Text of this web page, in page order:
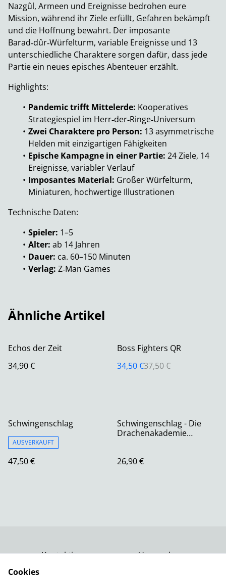
Nazgûl, Armeen und Ereignisse bedrohen eure
Mission, während ihr Ziele erfüllt, Gefahren bekämpft
und die Hoffnung bewahrt. Der imposante
Barad‑dûr‑Würfelturm, variable Ereignisse und 13
unterschiedliche Charaktere sorgen dafür, dass jede
Partie ein neues episches Abenteuer erzählt.
Highlights:
Pandemic trifft Mittelerde: Kooperatives
Strategiespiel im Herr‑der‑Ringe‑Universum
Zwei Charaktere pro Person: 13 asymmetrische
Helden mit einzigartigen Fähigkeiten
Epische Kampagne in einer Partie: 24 Ziele, 14
Ereignisse, variabler Verlauf
Imposantes Material: Großer Würfelturm,
Miniaturen, hochwertige Illustrationen
Technische Daten:
Spieler: 1–5
Alter: ab 14 Jahren
Dauer: ca. 60–150 Minuten
Verlag: Z‑Man Games
Ähnliche Artikel
Echos der Zeit
34,90 €
%
Boss Fighters QR
34,50 €37,50 €
Schwingenschlag
AUSVERKAUFT
47,50 €
Schwingenschlag - Die
Drachenakademie
26,90 €
Kontaktiere uns
Versand
Cookies